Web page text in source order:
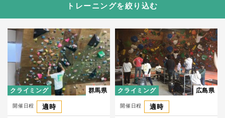
トレーニングを絞り込む
クライミング 群馬県
開催日程
適時
クライミング 広島県
開催日程
適時